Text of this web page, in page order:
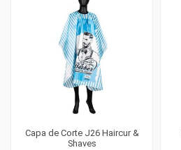
Capa de Corte J26 Haircur &
Shaves